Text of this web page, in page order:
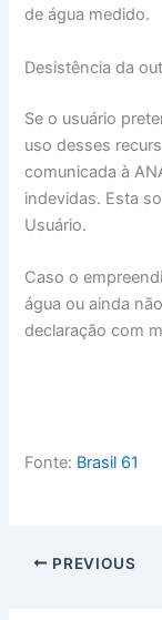
de água medido.
Desistência da
Se o usuário
uso desses
comunicada à
indevidas. Esta
Usuário.
Caso o
água ou ainda
declaração com
Fonte: Brasil 61
PREVIOUS